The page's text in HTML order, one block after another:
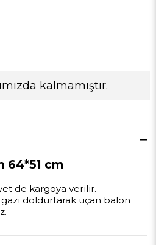
kalmamıştır.
64*51 cm
de kargoya verilir.
doldurtarak uçan balon